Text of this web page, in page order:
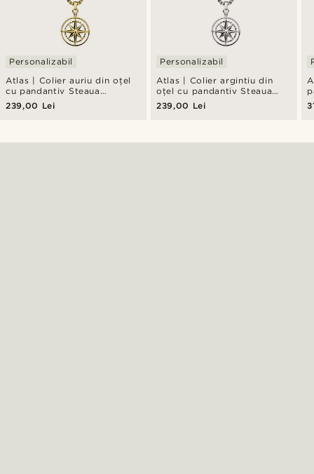
Atlas | Colier auriu din oțel
cu pandantiv Steaua
Nordului
Personalizabil
239,00 Lei
Atlas | Colier argintiu din
oțel cu pandantiv Steaua
Nordului
Personalizabil
239,00 Lei